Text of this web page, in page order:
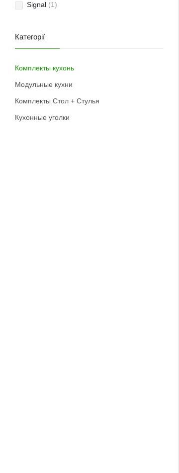
Signal (1)
Категорії
Комплекты кухонь
Модульные кухни
Комплекты Стол + Стулья
Кухонные уголки